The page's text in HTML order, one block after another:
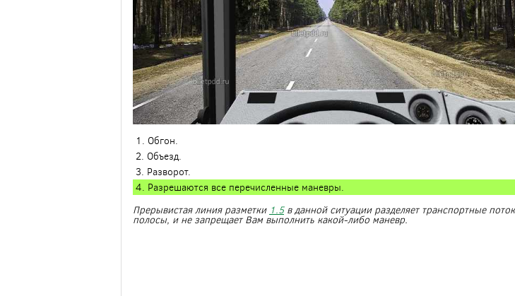
1. Обгон.
2. Объезд.
3. Разворот.
4. Разрешаются все перечисленные маневры.
Прерывистая линия разметки 1.5в данной ситуации разделяет транспортные
полосы, и не запрещает Вам выполнить какой-либо маневр.